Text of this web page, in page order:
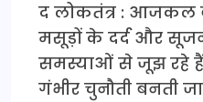
द लोकतंत्र : आजकल
मसूड़ों के दर्द और
समस्याओं से जूझ रहे
गंभीर चुनौती बनती जा